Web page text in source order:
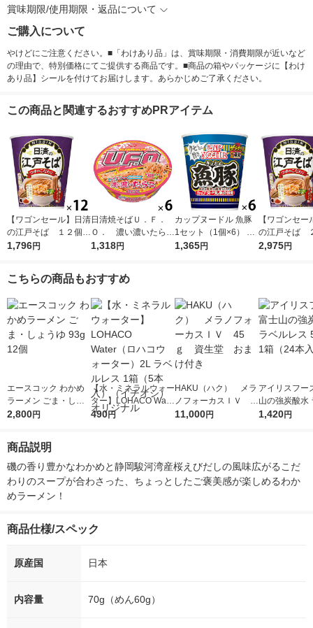
賞味期限/使用期限・返品について
ご購入について
やけどにご注意ください。■「わけあり品」は、賞味期限・消費期限が近いなど
の理由で、特別価格にてご提供する商品です。■商品の箱やパッケージに【わけ
あり品】シールを付けてお届けします。あらかじめご了承ください。
この商品と関連するおすすめPRアイテム
【ワゴンセール】日清
の江戸そば １２個
日清食品
1,796円
日清焼そばＵ．Ｆ．
Ｏ． 濃い濃いたらこ
6個 日清食品
1,318円
カップヌードル 魚豚
1セット（1個×6） 日
清食品
1,365円
【ワゴンセー
の江戸そば
日清食品
2,975円
こちらの商品もおすすめ
エースコック わかめ
ラーメン ごま・しょ
うゆ 93g 12個
2,800円
【水・ミネラルウォー
ター】LOHACO Wate
r（ロハコウォータ
490円
HAKU（ハク） メラ
ノフォーカスＩＶ 4
5ｇ 資生堂 おまけ
11,000円
アイリスフー
山の強炭酸水
レス 500ml 1
1,420円
商品説明
磯の香り豊かなわかめと静岡駿河湾産桜えびだしの風味広がるこだ
わりのスープが合わさった、ちょっとしたご褒美感が楽しめるわか
めラーメン！
商品仕様/スペック
原産国 日本
内容量 70g（めん60g）